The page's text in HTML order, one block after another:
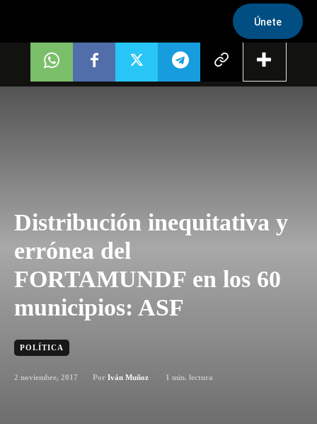
Únete
Distribución inequitativa y
errónea del
FORTAMUNDF en los 60
municipios: ASF
POLÍTICA
2 noviembre, 2017 Por Iván Muñoz 1 min. lectura